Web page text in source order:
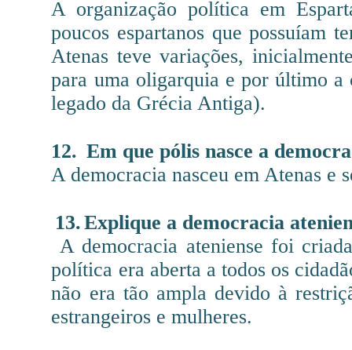
A organização política em
poucos espartanos que possuíam
Atenas teve variações,
para uma oligarquia e por último
legado da Grécia Antiga).
12. Em que pólis nasce a
A democracia nasceu em Atenas e
13.Explique a democracia
A democracia ateniense foi
política era aberta a todos os
não era tão ampla devido à
estrangeiros e mulheres.